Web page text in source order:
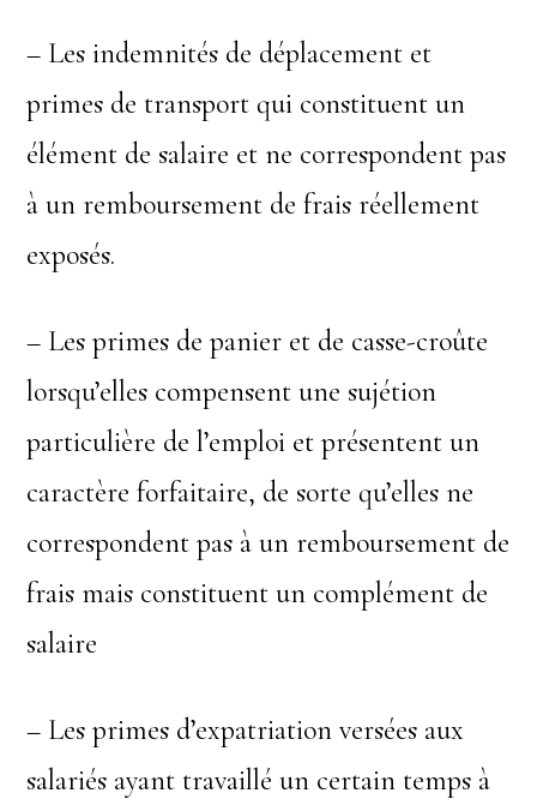
– Les indemnités de déplacement et
primes de transport qui constituent un
élément de salaire et ne correspondent pas
à un remboursement de frais réellement
exposés.
– Les primes de panier et de casse-croûte
lorsqu’elles compensent une sujétion
particulière de l’emploi et présentent un
caractère forfaitaire, de sorte qu’elles ne
correspondent pas à un remboursement de
frais mais constituent un complément de
salaire
– Les primes d’expatriation versées aux
salariés ayant travaillé un certain temps à